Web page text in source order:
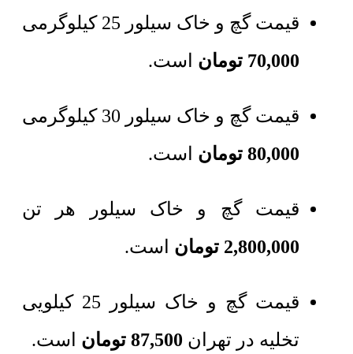
قیمت گچ و خاک سیلور 25 کیلوگرمی
70,000 تومان است.
قیمت گچ و خاک سیلور 30 کیلوگرمی
80,000 تومان است.
قیمت گچ و خاک سیلور هر تن
2,800,000 تومان است.
قیمت گچ و خاک سیلور 25 کیلویی
تخلیه در تهران 87,500 تومان است.